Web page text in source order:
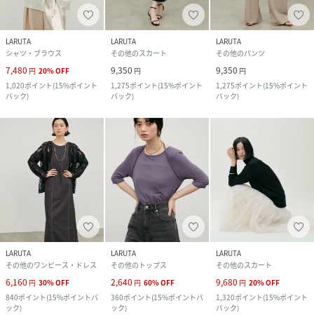
LARUTA
シャツ・ブラウス
7,480 円 20%OFF
1,020ポイント(15%ポイント
バック)
LARUTA
その他のスカート
9,350 円
1,275ポイント(15%ポイント
バック)
LARUTA
その他のパンツ
9,350 円
1,275ポイント(15%ポイント
バック)
LARUTA
その他のワンピース・ドレス
6,160 円 30%OFF
840ポイント(15%ポイントバ
ック)
LARUTA
その他のトップス
2,640 円 60%OFF
360ポイント(15%ポイントバ
ック)
LARUTA
その他のスカート
9,680 円 20%OFF
1,320ポイント(15%ポイント
バック)